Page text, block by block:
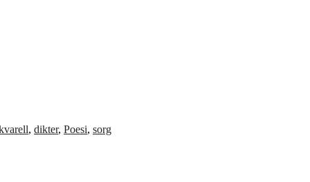
, dikter, Poesi, sorg